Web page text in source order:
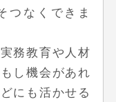
つなくできま
務教育や人材
し機会があれ
にも活かせる